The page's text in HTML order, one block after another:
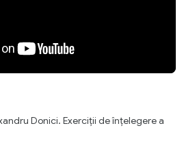
Donici. Exerciţii de înţelegere a